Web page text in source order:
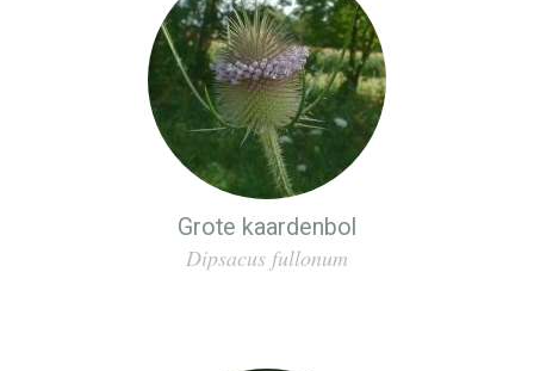
Grote kaardenbol
Dipsacus fullonum